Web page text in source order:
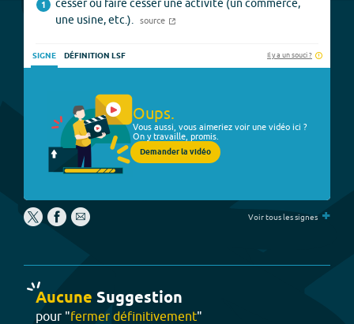
1
cesser ou faire cesser une activité (un commerce,
une usine, etc.).
source
SIGNE DÉFINITION LSF Il y a un souci ?
Oups.
Vous aussi, vous aimeriez voir une vidéo ici ?
On y travaille, promis.
Demander la vidéo
Voir tous les signes +
Aucune Suggestion
pour "fermer définitivement"